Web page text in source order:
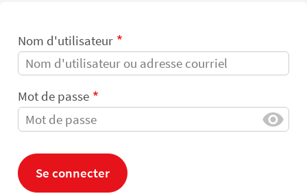
Nom d'utilisateur
Mot de passe
Se connecter